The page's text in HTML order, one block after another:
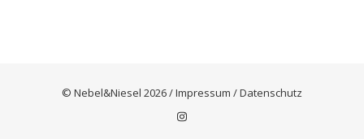
© Nebel&Niesel 2026 /Impressum /Datenschutz